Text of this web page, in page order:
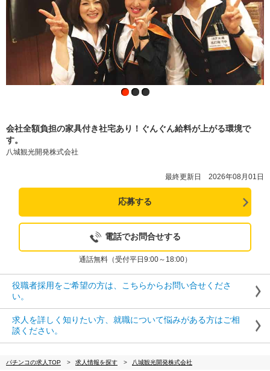
会社全額負担の家具付き社宅あり！ぐんぐん給料が上がる環境で
す。
八城観光開発株式会社
最終更新日 2026年08月01日
応募する
電話でお問合せする
通話無料（受付平日9:00～18:00）
役職者採用をご希望の方は、こちらからお問い合せくださ
い。
求人を詳しく知りたい方、就職について悩みがある方はご相
談ください。
パチンコの求人TOP 求人情報を探す 八城観光開発株式会社